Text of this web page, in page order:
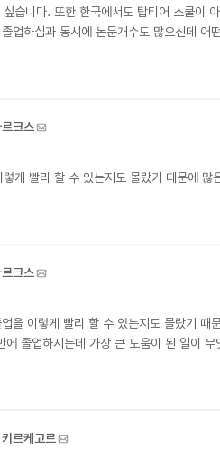
싶습니다. 또한 한국에서도 탑티어 스쿨이
업하심과 동시에 논문개수도 많으신데 어
크스
렇게 빨리 할 수 있는지도 몰랐기 때문에
크스
을 이렇게 빨리 할 수 있는지도 몰랐기 때
졸업하시는데 가장 큰 도움이 된 일이 무
르케고르